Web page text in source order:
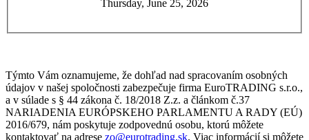
Thursday, June 25, 2026
Týmto Vám oznamujeme, že dohľad nad spracovaním osobných
údajov v našej spoločnosti zabezpečuje firma EuroTRADING s.r.o.,
a v súlade s § 44 zákona č. 18/2018 Z.z. a článkom č.37
NARIADENIA EURÓPSKEHO PARLAMENTU A RADY (EÚ)
2016/679, nám poskytuje zodpovednú osobu, ktorú môžete
kontaktovať na adrese zo@eurotrading.sk. Viac informácií si môžete